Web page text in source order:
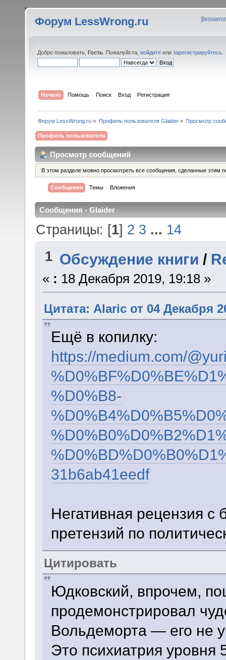
Форум LessWrong.ru [
Добро пожаловать, Гость . Пожалуйста, войдите или зарегистрируйтесь
Начало Помощь Поиск Вход Регистрация
Форум LessWrong.ru » Профиль пользователя Glaider» Просмотр
Профиль пользователя
Просмотр сообщений
В этом разделе можно просмотреть все сообщения, сделанные этим
Сообщения Темы Вложения
Сообщения - Glaider
Страницы: [1] 2 3 ... 14
1 Обсуждение книги /
« : 18 Декабря 2019, 19:18 »
Цитата: Alaric от 04 Декабря
Ещё в копилку:
https://medium.com/
%D0%B8-
31b6ab41eedf
Негативная рецензия
претензий по
Цитировать
Юдковский, впрочем,
продемонстрировал
Вольдеморта — его не
Это психиатрия уровня